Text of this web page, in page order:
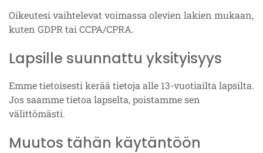
Oikeutesi vaihtelevat voimassa olevien lakien mukaan,
kuten GDPR tai CCPA/CPRA.
Lapsille suunnattu yksityisyys
Emme tietoisesti kerää tietoja alle 13-vuotiailta lapsilta.
Jos saamme tietoa lapselta, poistamme sen
välittömästi.
Muutos tähän käytäntöön